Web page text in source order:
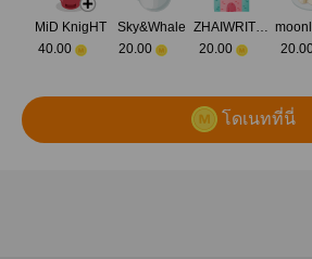
MiD KnigHT
40.00
Sky&Whale
20.00
ZHAIWRITER​
20.00
โดเนทที่นี่